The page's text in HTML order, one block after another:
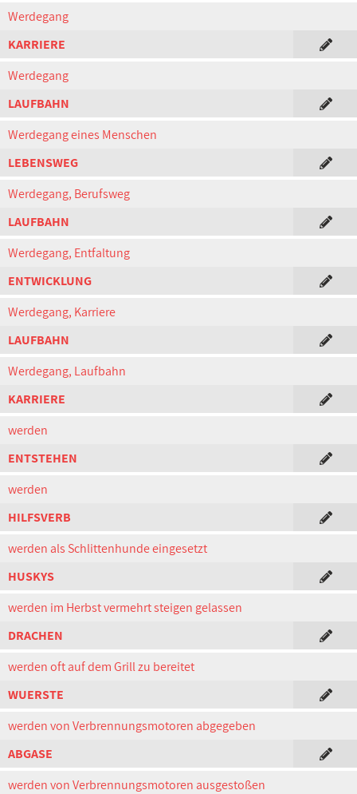
Werdegang
KARRIERE
Werdegang
LAUFBAHN
Werdegang eines Menschen
LEBENSWEG
Werdegang, Berufsweg
LAUFBAHN
Werdegang, Entfaltung
ENTWICKLUNG
Werdegang, Karriere
LAUFBAHN
Werdegang, Laufbahn
KARRIERE
werden
ENTSTEHEN
werden
HILFSVERB
werden als Schlittenhunde eingesetzt
HUSKYS
werden im Herbst vermehrt steigen gelassen
DRACHEN
werden oft auf dem Grill zu bereitet
WUERSTE
werden von Verbrennungsmotoren abgegeben
ABGASE
werden von Verbrennungsmotoren ausgestoßen